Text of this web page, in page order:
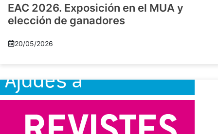
EAC 2026. Exposición en el MUA y
elección de ganadores
20/05/2026